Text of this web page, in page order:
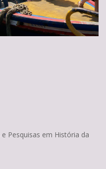
Pesquisas em História da